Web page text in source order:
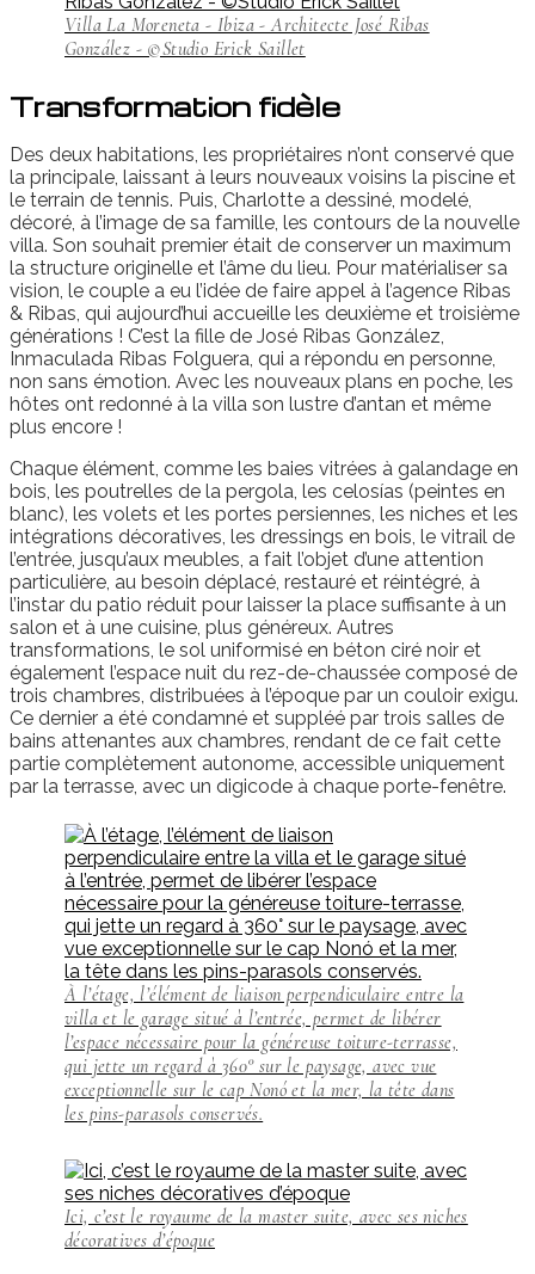
Villa La Moreneta - Ibiza - Architecte José Ribas
González - ©Studio Erick Saillet
Transformation fidèle
Des deux habitations, les propriétaires n’ont conservé que
la principale, laissant à leurs nouveaux voisins la piscine et
le terrain de tennis. Puis, Charlotte a dessiné, modelé,
décoré, à l’image de sa famille, les contours de la nouvelle
villa. Son souhait premier était de conserver un maximum
la structure originelle et l’âme du lieu. Pour matérialiser sa
vision, le couple a eu l’idée de faire appel à l’agence Ribas
& Ribas, qui aujourd’hui accueille les deuxième et troisième
générations ! C’est la fille de José Ribas González,
Inmaculada Ribas Folguera, qui a répondu en personne,
non sans émotion. Avec les nouveaux plans en poche, les
hôtes ont redonné à la villa son lustre d’antan et même
plus encore !
Chaque élément, comme les baies vitrées à galandage en
bois, les poutrelles de la pergola, les celosías (peintes en
blanc), les volets et les portes persiennes, les niches et les
intégrations décoratives, les dressings en bois, le vitrail de
l’entrée, jusqu’aux meubles, a fait l’objet d’une attention
particulière, au besoin déplacé, restauré et réintégré, à
l’instar du patio réduit pour laisser la place suffisante à un
salon et à une cuisine, plus généreux. Autres
transformations, le sol uniformisé en béton ciré noir et
également l’espace nuit du rez-de-chaussée composé de
trois chambres, distribuées à l’époque par un couloir exigu.
Ce dernier a été condamné et suppléé par trois salles de
bains attenantes aux chambres, rendant de ce fait cette
partie complètement autonome, accessible uniquement
par la terrasse, avec un digicode à chaque porte-fenêtre.
À l’étage, l’élément de liaison perpendiculaire entre la
villa et le garage situé à l’entrée, permet de libérer
l’espace nécessaire pour la généreuse toiture-terrasse,
qui jette un regard à 360° sur le paysage, avec vue
exceptionnelle sur le cap Nonó et la mer, la tête dans
les pins-parasols conservés.
Ici, c’est le royaume de la master suite, avec ses niches
décoratives d’époque